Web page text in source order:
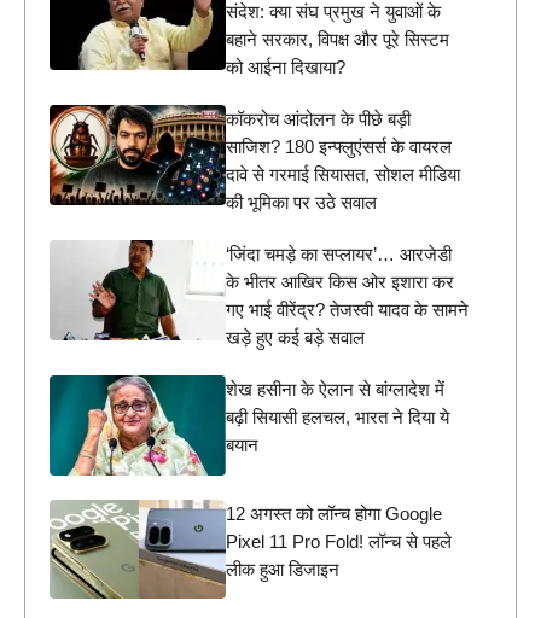
संदेश: क्या संघ प्रमुख ने युवाओं के
बहाने सरकार, विपक्ष और पूरे सिस्टम
को आईना दिखाया?
कॉकरोच आंदोलन के पीछे बड़ी
साजिश? 180 इन्फ्लुएंसर्स के वायरल
दावे से गरमाई सियासत, सोशल मीडिया
की भूमिका पर उठे सवाल
‘जिंदा चमड़े का सप्लायर’… आरजेडी
के भीतर आखिर किस ओर इशारा कर
गए भाई वीरेंद्र? तेजस्वी यादव के सामने
खड़े हुए कई बड़े सवाल
शेख हसीना के ऐलान से बांग्लादेश में
बढ़ी सियासी हलचल, भारत ने दिया ये
बयान
12 अगस्त को लॉन्च होगा Google
Pixel 11 Pro Fold! लॉन्च से पहले
लीक हुआ डिजाइन